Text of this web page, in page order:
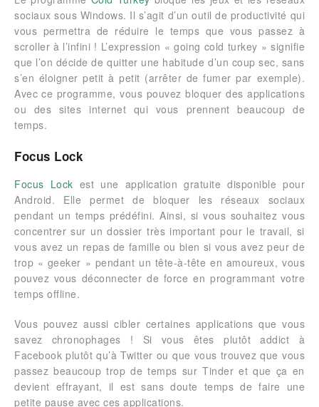
sociaux sous Windows. Il s’agit d’un outil de productivité qui
vous permettra de réduire le temps que vous passez à
scroller à l’infini ! L’expression « going cold turkey » signifie
que l’on décide de quitter une habitude d’un coup sec, sans
s’en éloigner petit à petit (arrêter de fumer par exemple).
Avec ce programme, vous pouvez bloquer des applications
ou des sites internet qui vous prennent beaucoup de
temps.
Focus Lock
Focus Lock est une application gratuite disponible pour
Android. Elle permet de bloquer les réseaux sociaux
pendant un temps prédéfini. Ainsi, si vous souhaitez vous
concentrer sur un dossier très important pour le travail, si
vous avez un repas de famille ou bien si vous avez peur de
trop « geeker » pendant un tête-à-tête en amoureux, vous
pouvez vous déconnecter de force en programmant votre
temps offline.
Vous pouvez aussi cibler certaines applications que vous
savez chronophages ! Si vous êtes plutôt addict à
Facebook plutôt qu’à Twitter ou que vous trouvez que vous
passez beaucoup trop de temps sur Tinder et que ça en
devient effrayant, il est sans doute temps de faire une
petite pause avec ces applications.